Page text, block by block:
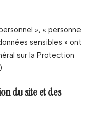
», « personne
sensibles » ont
sur la Protection
du site et des